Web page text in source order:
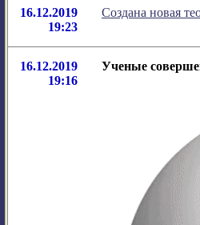
16.12.2019
19:23
Создана новая
16.12.2019
19:16
Ученые